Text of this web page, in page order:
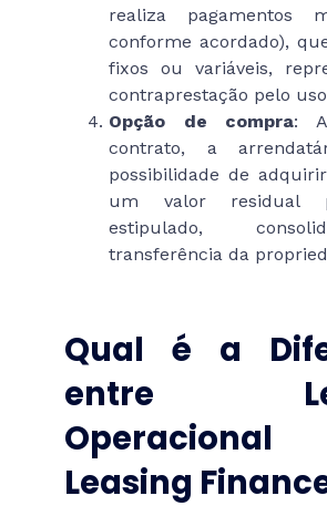
realiza pagamentos
conforme acordado),
fixos ou variáveis,
contraprestação pelo
Opção de compra:
contrato, a
possibilidade de
um valor residual
estipulado,
transferência da
Qual é a
entre
Leasing